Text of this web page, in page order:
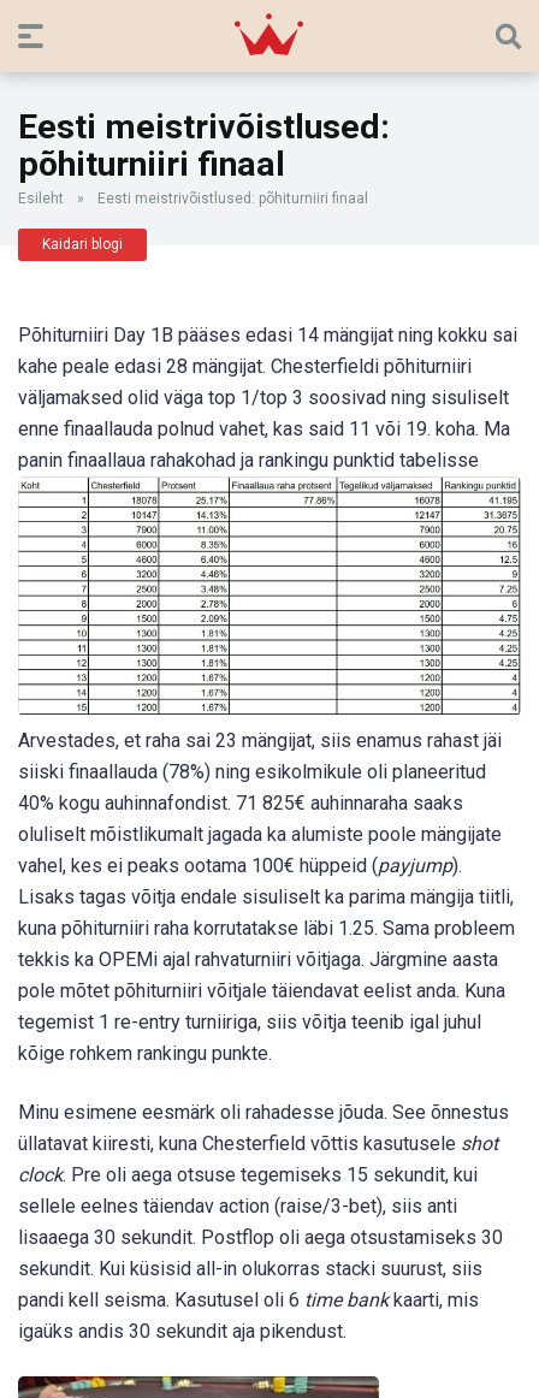
Eesti meistrivõistlused:
põhiturniiri finaal
Esileht » Eesti meistrivõistlused: põhiturniiri finaal
Kaidari blogi
Põhiturniiri Day 1B pääses edasi 14 mängijat ning kokku sai
kahe peale edasi 28 mängijat. Chesterfieldi põhiturniiri
väljamaksed olid väga top 1/top 3 soosivad ning sisuliselt
enne finaallauda polnud vahet, kas said 11 või 19. koha. Ma
panin finaallaua rahakohad ja rankingu punktid tabelisse
Arvestades, et raha sai 23 mängijat, siis enamus rahast jäi
siiski finaallauda (78%) ning esikolmikule oli planeeritud
40% kogu auhinnafondist. 71 825€ auhinnaraha saaks
oluliselt mõistlikumalt jagada ka alumiste poole mängijate
vahel, kes ei peaks ootama 100€ hüppeid (payjump).
Lisaks tagas võitja endale sisuliselt ka parima mängija tiitli,
kuna põhiturniiri raha korrutatakse läbi 1.25. Sama probleem
tekkis ka OPEMi ajal rahvaturniiri võitjaga. Järgmine aasta
pole mõtet põhiturniiri võitjale täiendavat eelist anda. Kuna
tegemist 1 re-entry turniiriga, siis võitja teenib igal juhul
kõige rohkem rankingu punkte.
Minu esimene eesmärk oli rahadesse jõuda. See õnnestus
üllatavat kiiresti, kuna Chesterfield võttis kasutusele shot
clock. Pre oli aega otsuse tegemiseks 15 sekundit, kui
sellele eelnes täiendav action (raise/3-bet), siis anti
lisaaega 30 sekundit. Postflop oli aega otsustamiseks 30
sekundit. Kui küsisid all-in olukorras stacki suurust, siis
pandi kell seisma. Kasutusel oli 6 time bankkaarti, mis
igaüks andis 30 sekundit aja pikendust.